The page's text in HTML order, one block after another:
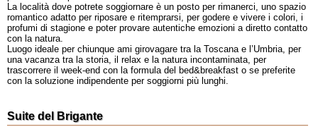
La località dove potrete soggiornare è un posto per rimanerci, uno spazio
romantico adatto per riposare e ritemprarsi, per godere e vivere i colori, i
profumi di stagione e poter provare autentiche emozioni a diretto contatto
con la natura.
Luogo ideale per chiunque ami girovagare tra la Toscana e l’Umbria, per
una vacanza tra la storia, il relax e la natura incontaminata, per
trascorrere il week-end con la formula del bed&breakfast o se preferite
con la soluzione indipendente per soggiorni più lunghi.
Suite del Brigante